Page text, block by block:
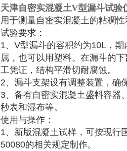
天津自密实混凝土V型漏斗试验
用于测量自密实混凝土的粘稠
试验要求：
1、V型漏斗的容积约为10L，
属，也可以用塑料。在漏斗的
工凭证，结构平滑切耐腐蚀。
2、漏斗支架设有调整装置，确
3、备有自密实混凝土盛料容器
秒表和湿布等。
使用与操作：
1、新版混凝土试样，可按现行
50080的相关规定制作。